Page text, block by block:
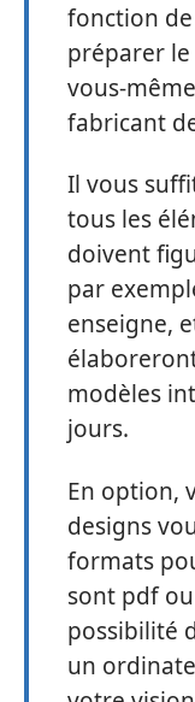
fonction
préparer
vous-
fabricant
Il vous
tous les
doivent
par
enseigne,
modèles
jours.
En option,
designs
formats
sont pdf ou
possibilité
un